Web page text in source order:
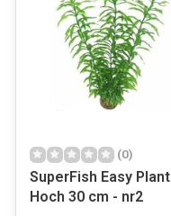
(0)
SuperFish Easy Plant
Hoch 30 cm - nr2